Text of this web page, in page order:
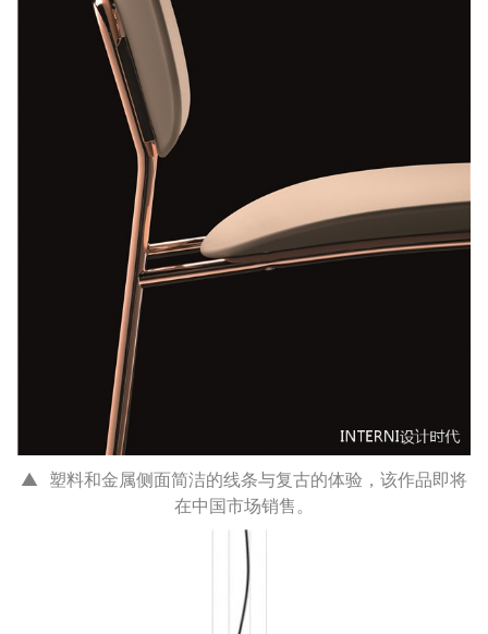
▲ 塑料和金属侧面简洁的线条与复古的体验，该作品即将
在中国市场销售。